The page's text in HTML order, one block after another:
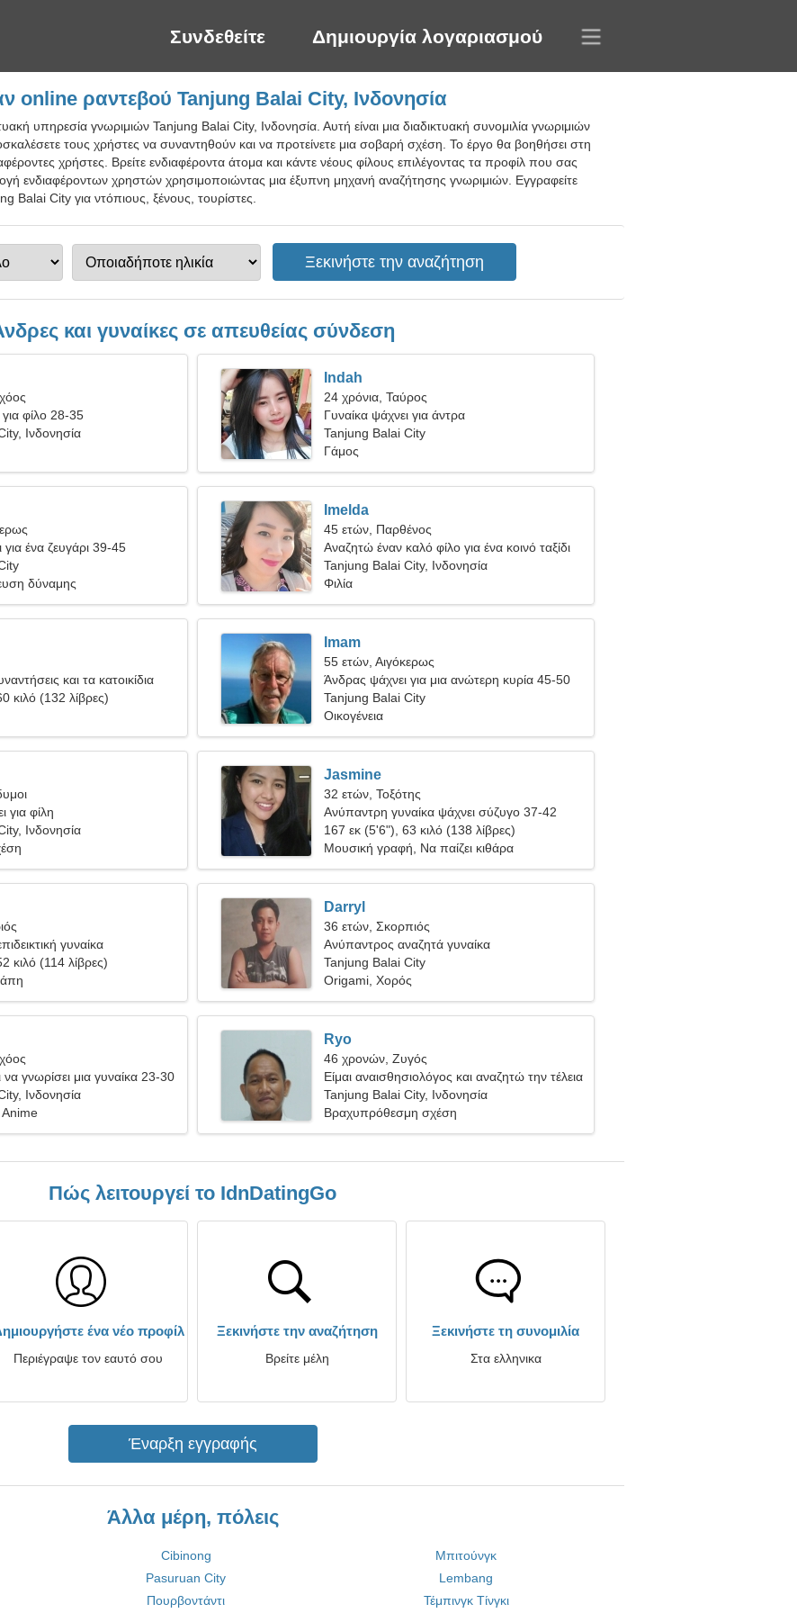
Συνδεθείτε Δημιουργία λογαριασμού
online ραντεβού Tanjung Balai City, Ινδονησία
υπηρεσία γνωριμιών Tanjung Balai City, Ινδονησία. Αυτή είναι μια διαδικτυακή συνομιλία γνωριμιών
τους χρήστες να συναντηθούν και να προτείνετε μια σοβαρή σχέση. Το έργο θα βοηθήσει στη
χρήστες. Βρείτε ενδιαφέροντα άτομα και κάντε νέους φίλους επιλέγοντας τα προφίλ που σας
ενδιαφέροντων χρηστών χρησιμοποιώντας μια έξυπνη μηχανή αναζήτησης γνωριμιών. Εγγραφείτε
Balai City για ντόπιους, ξένους, τουρίστες.
και γυναίκες σε απευθείας σύνδεση
για φίλο 28-35
Ινδονησία
Indah
24 χρόνια, Ταύρος
Γυναίκα ψάχνει για άντρα
Tanjung Balai City
Γάμος
για ένα ζευγάρι 39-45
δύναμης
Imelda
45 ετών, Παρθένος
Αναζητώ έναν καλό φίλο για ένα κοινό ταξίδι
Tanjung Balai City, Ινδονησία
Φιλία
και τα κατοικίδια
κιλό (132 λίβρες)
Imam
55 ετών, Αιγόκερως
Άνδρας ψάχνει για μια ανώτερη κυρία 45-50
Tanjung Balai City
Οικογένεια
για φίλη
Ινδονησία
Jasmine
32 ετών, Τοξότης
Ανύπαντρη γυναίκα ψάχνει σύζυγο 37-42
167 εκ (5'6"), 63 κιλό (138 λίβρες)
Μουσική γραφή, Να παίζει κιθάρα
γυναίκα
κιλό (114 λίβρες)
Darryl
36 ετών, Σκορπιός
Ανύπαντρος αναζητά γυναίκα
Tanjung Balai City
Origami, Χορός
γνωρίσει μια γυναίκα 23-30
Ινδονησία
Anime
Ryo
46 χρονών, Ζυγός
Είμαι αναισθησιολόγος και αναζητώ την τέλεια
γυναίκα
Tanjung Balai City, Ινδονησία
Βραχυπρόθεσμη σχέση
Πώς λειτουργεί το IdnDatingGo
ένα νέο προφίλ
Περιέγραψε τον εαυτό σου
Ξεκινήστε την αναζήτηση
Βρείτε μέλη
Ξεκινήστε τη συνομιλία
Στα ελληνικα
Έναρξη εγγραφής
Άλλα μέρη, πόλεις
Cibinong
Μπιτούνγκ
Pasuruan City
Lembang
Πουρβοντάντι Τέμπινγκ Τίνγκι